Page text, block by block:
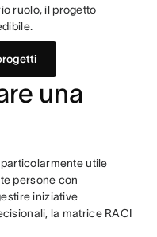
ruolo, il progetto
una
utile
persone con
iniziative
la matrice RACI